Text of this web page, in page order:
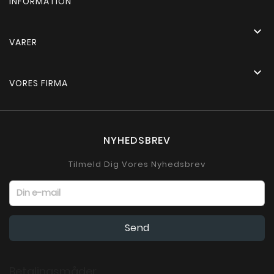
VARER

VORES FIRMA

NYHEDSBREV
Tilmeld Dig Vores Nyhedsbrev